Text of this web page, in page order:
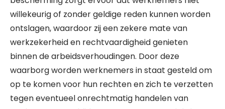
willekeurig of zonder geldige reden kunnen worden
ontslagen, waardoor zij een zekere mate van
werkzekerheid en rechtvaardigheid genieten
binnen de arbeidsverhoudingen. Door deze
waarborg worden werknemers in staat gesteld om
op te komen voor hun rechten en zich te verzetten
tegen eventueel onrechtmatig handelen van